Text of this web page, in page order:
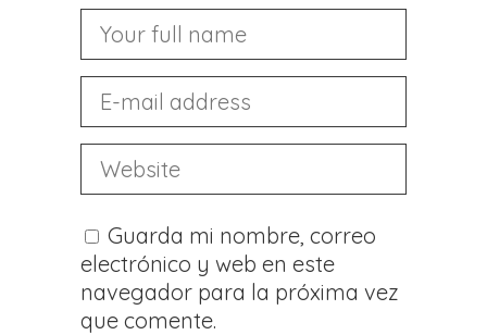
Guarda mi nombre, correo
electrónico y web en este
navegador para la próxima vez
que comente.